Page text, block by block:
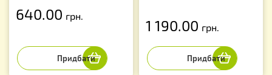
640.00 грн.
1 190.00 грн.